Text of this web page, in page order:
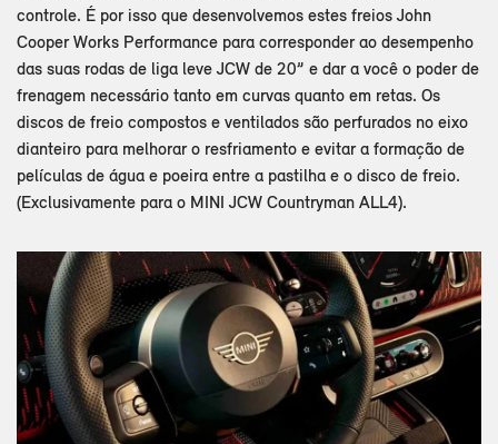
controle. É por isso que desenvolvemos estes freios John
Cooper Works Performance para corresponder ao desempenho
das suas rodas de liga leve JCW de 20” e dar a você o poder de
frenagem necessário tanto em curvas quanto em retas. Os
discos de freio compostos e ventilados são perfurados no eixo
dianteiro para melhorar o resfriamento e evitar a formação de
películas de água e poeira entre a pastilha e o disco de freio.
(Exclusivamente para o MINI JCW Countryman ALL4).